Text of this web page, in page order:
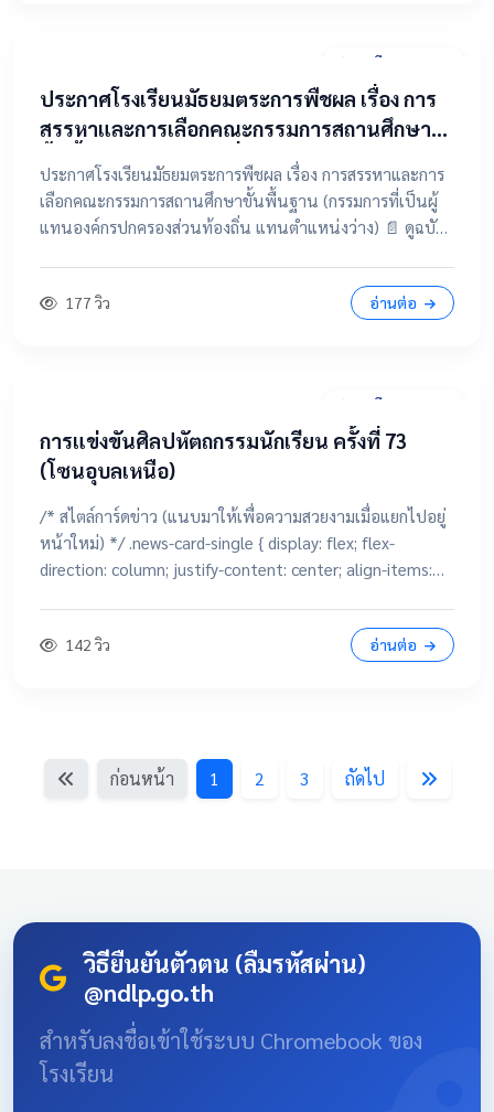
31 มีนาคม 2569
ประกาศโรงเรียนมัธยมตระการพืชผล เรื่อง การ
สรรหาและการเลือกคณะกรรมการสถานศึกษา
ขั้นพื้นฐาน (กรรมการที่เป็นผู้แทนองค์กร
ปกครองส่วนท้องถิ่น แทนตำแหน่งว่าง)
ประกาศโรงเรียนมัธยมตระการพืชผล เรื่อง การสรรหาและการ
เลือกคณะกรรมการสถานศึกษาขั้นพื้นฐาน (กรรมการที่เป็นผู้
แทนองค์กรปกครองส่วนท้องถิ่น แทนตำแหน่งว่าง) 📄 ดูฉบับ
177 วิว อ่านต่อ
28 มีนาคม 2569
การแข่งขันศิลปหัตถกรรมนักเรียน ครั้งที่ 73
(โซนอุบลเหนือ)
/* สไตล์การ์ดข่าว (แนบมาให้เพื่อความสวยงามเมื่อแยกไปอยู่
หน้าใหม่) */ .news-card-single { display: flex; flex-
direction: column; justify-content: center; align-items:
!important; transition: all 0.3s ease; text-align: center;
#003366 0%, #004080 100%); border-bottom: 5px solid
top: 10px; } .news-card-single::after { content: "🏆";
position: absolute; font-size: 8rem; bottom: -20px; right:
center; font-family: 'Sarabun', sans-serif; padding: 20px;
max-width: 800px; margin: 0 auto; } 📌 ข่าวประชาสัมพันธ์
142 วิว อ่านต่อ
ก่อนหน้า 1 2 3 ถัดไป
วิธียืนยันตัวตน (ลืมรหัสผ่าน)
@ndlp.go.th
สำหรับลงชื่อเข้าใช้ระบบ Chromebook ของ
โรงเรียน